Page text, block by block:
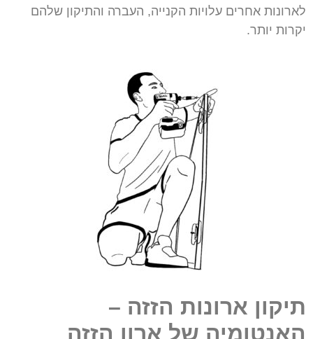
לארונות אחרים עלויות הקנייה, העברה והתיקון שלהם
יקרות יותר.
תיקון ארונות הזזה –
האנטומיה של ארון הזזה